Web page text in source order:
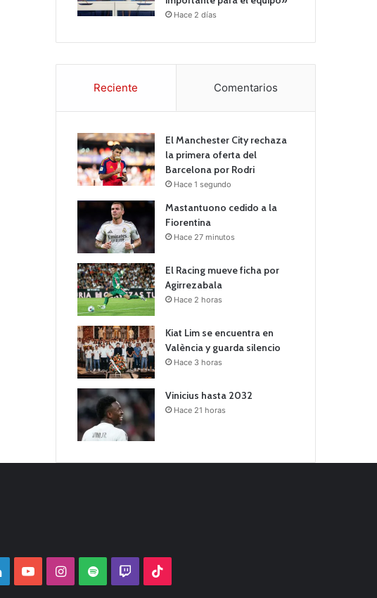
Hace 2 días
Reciente Comentarios
El Manchester City rechaza
la primera oferta del
Barcelona por Rodri
Hace 1 segundo
Mastantuono cedido a la
Fiorentina
Hace 27 minutos
El Racing mueve ficha por
Agirrezabala
Hace 2 horas
Kiat Lim se encuentra en
València y guarda silencio
Hace 3 horas
Vinicius hasta 2032
Hace 21 horas
LinkedInYouTubeInstagram
Spotify Twitch